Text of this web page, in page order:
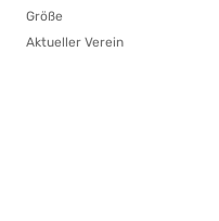
Größe
Aktueller Verein